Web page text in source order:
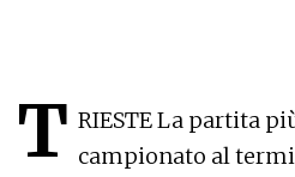
T RIESTELa partita
campionato al